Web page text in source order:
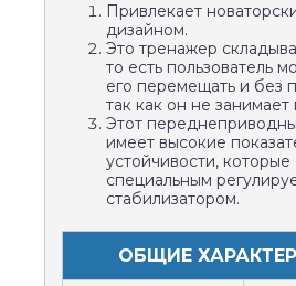
Привлекает
дизайном.
Это тренажер
то есть пользователь
его перемещать и без
так как он не занимает
Этот
имеет высокие
устойчивости,
специальным
стабилизатором.
ОБЩИЕ